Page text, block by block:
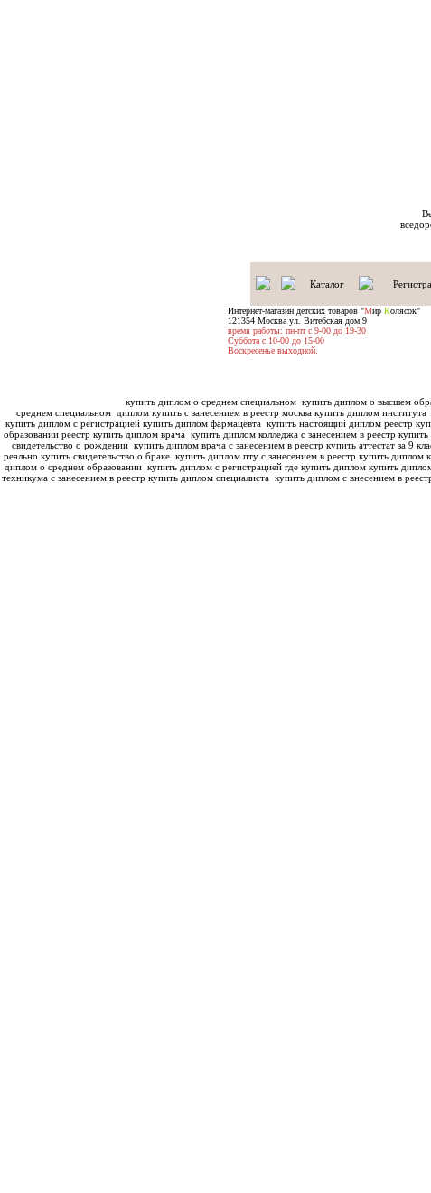
Каталог
Интернет-магазин детских товаров "Мир Колясок"
121354 Москва ул. Витебская дом 9
время работы: пн-пт с 9-00 до 19-30
Суббота с 10-00 до 15-00
Воскресенье выходной.
купить диплом о среднем специальном купить диплом о высшем
среднем специальном диплом купить с занесением в реестр москва купить диплом института
купить диплом с регистрацией купить диплом фармацевта купить настоящий диплом реестр
образовании реестр купить диплом врача купить диплом колледжа с занесением в реестр купить
свидетельство о рождении купить диплом врача с занесением в реестр купить аттестат за 9
реально купить свидетельство о браке купить диплом пту с занесением в реестр купить диплом
диплом о среднем образовании купить диплом с регистрацией где купить диплом купить
техникума с занесением в реестр купить диплом специалиста купить диплом с внесением в